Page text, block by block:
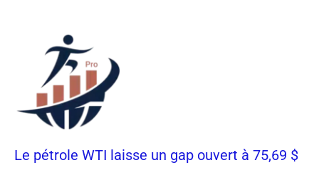
Le pétrole WTI laisse un gap ouvert à 75,69 $